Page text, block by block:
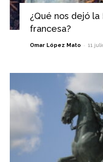
¿Qué nos dejó la
francesa?
Omar López Mato - 11